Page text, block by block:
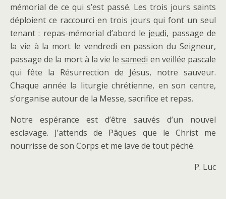
mémorial de ce qui s’est passé. Les trois jours saints
déploient ce raccourci en trois jours qui font un seul
tenant : repas-mémorial d’abord le jeudi, passage de
la vie à la mort le vendredi en passion du Seigneur,
passage de la mort à la vie lesamedi en veillée pascale
qui fête la Résurrection de Jésus, notre sauveur.
Chaque année la liturgie chrétienne, en son centre,
s’organise autour de la Messe, sacrifice et repas.
Notre espérance est d’être sauvés d’un nouvel
esclavage. J’attends de Pâques que le Christ me
nourrisse de son Corps et me lave de tout péché.
P. Luc